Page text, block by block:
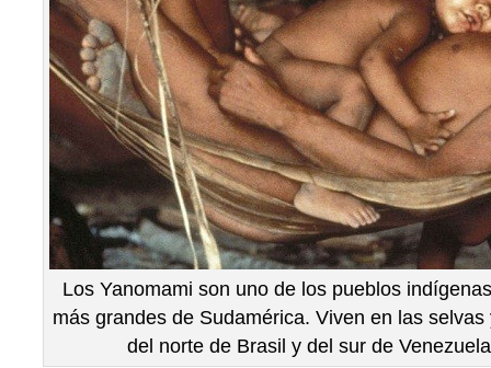
Los Yanomami son uno de los pueblos
más grandes de Sudamérica. Viven en las
del norte de Brasil y del sur de